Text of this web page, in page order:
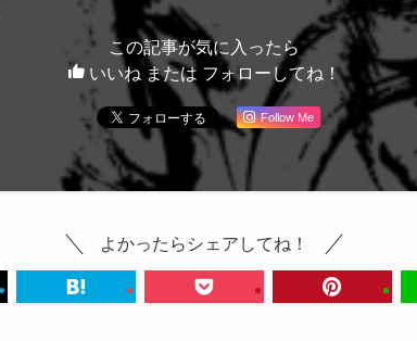
この記事が気に入ったら
いいね または フォローしてね！
Follow Me
よかったらシェアしてね！